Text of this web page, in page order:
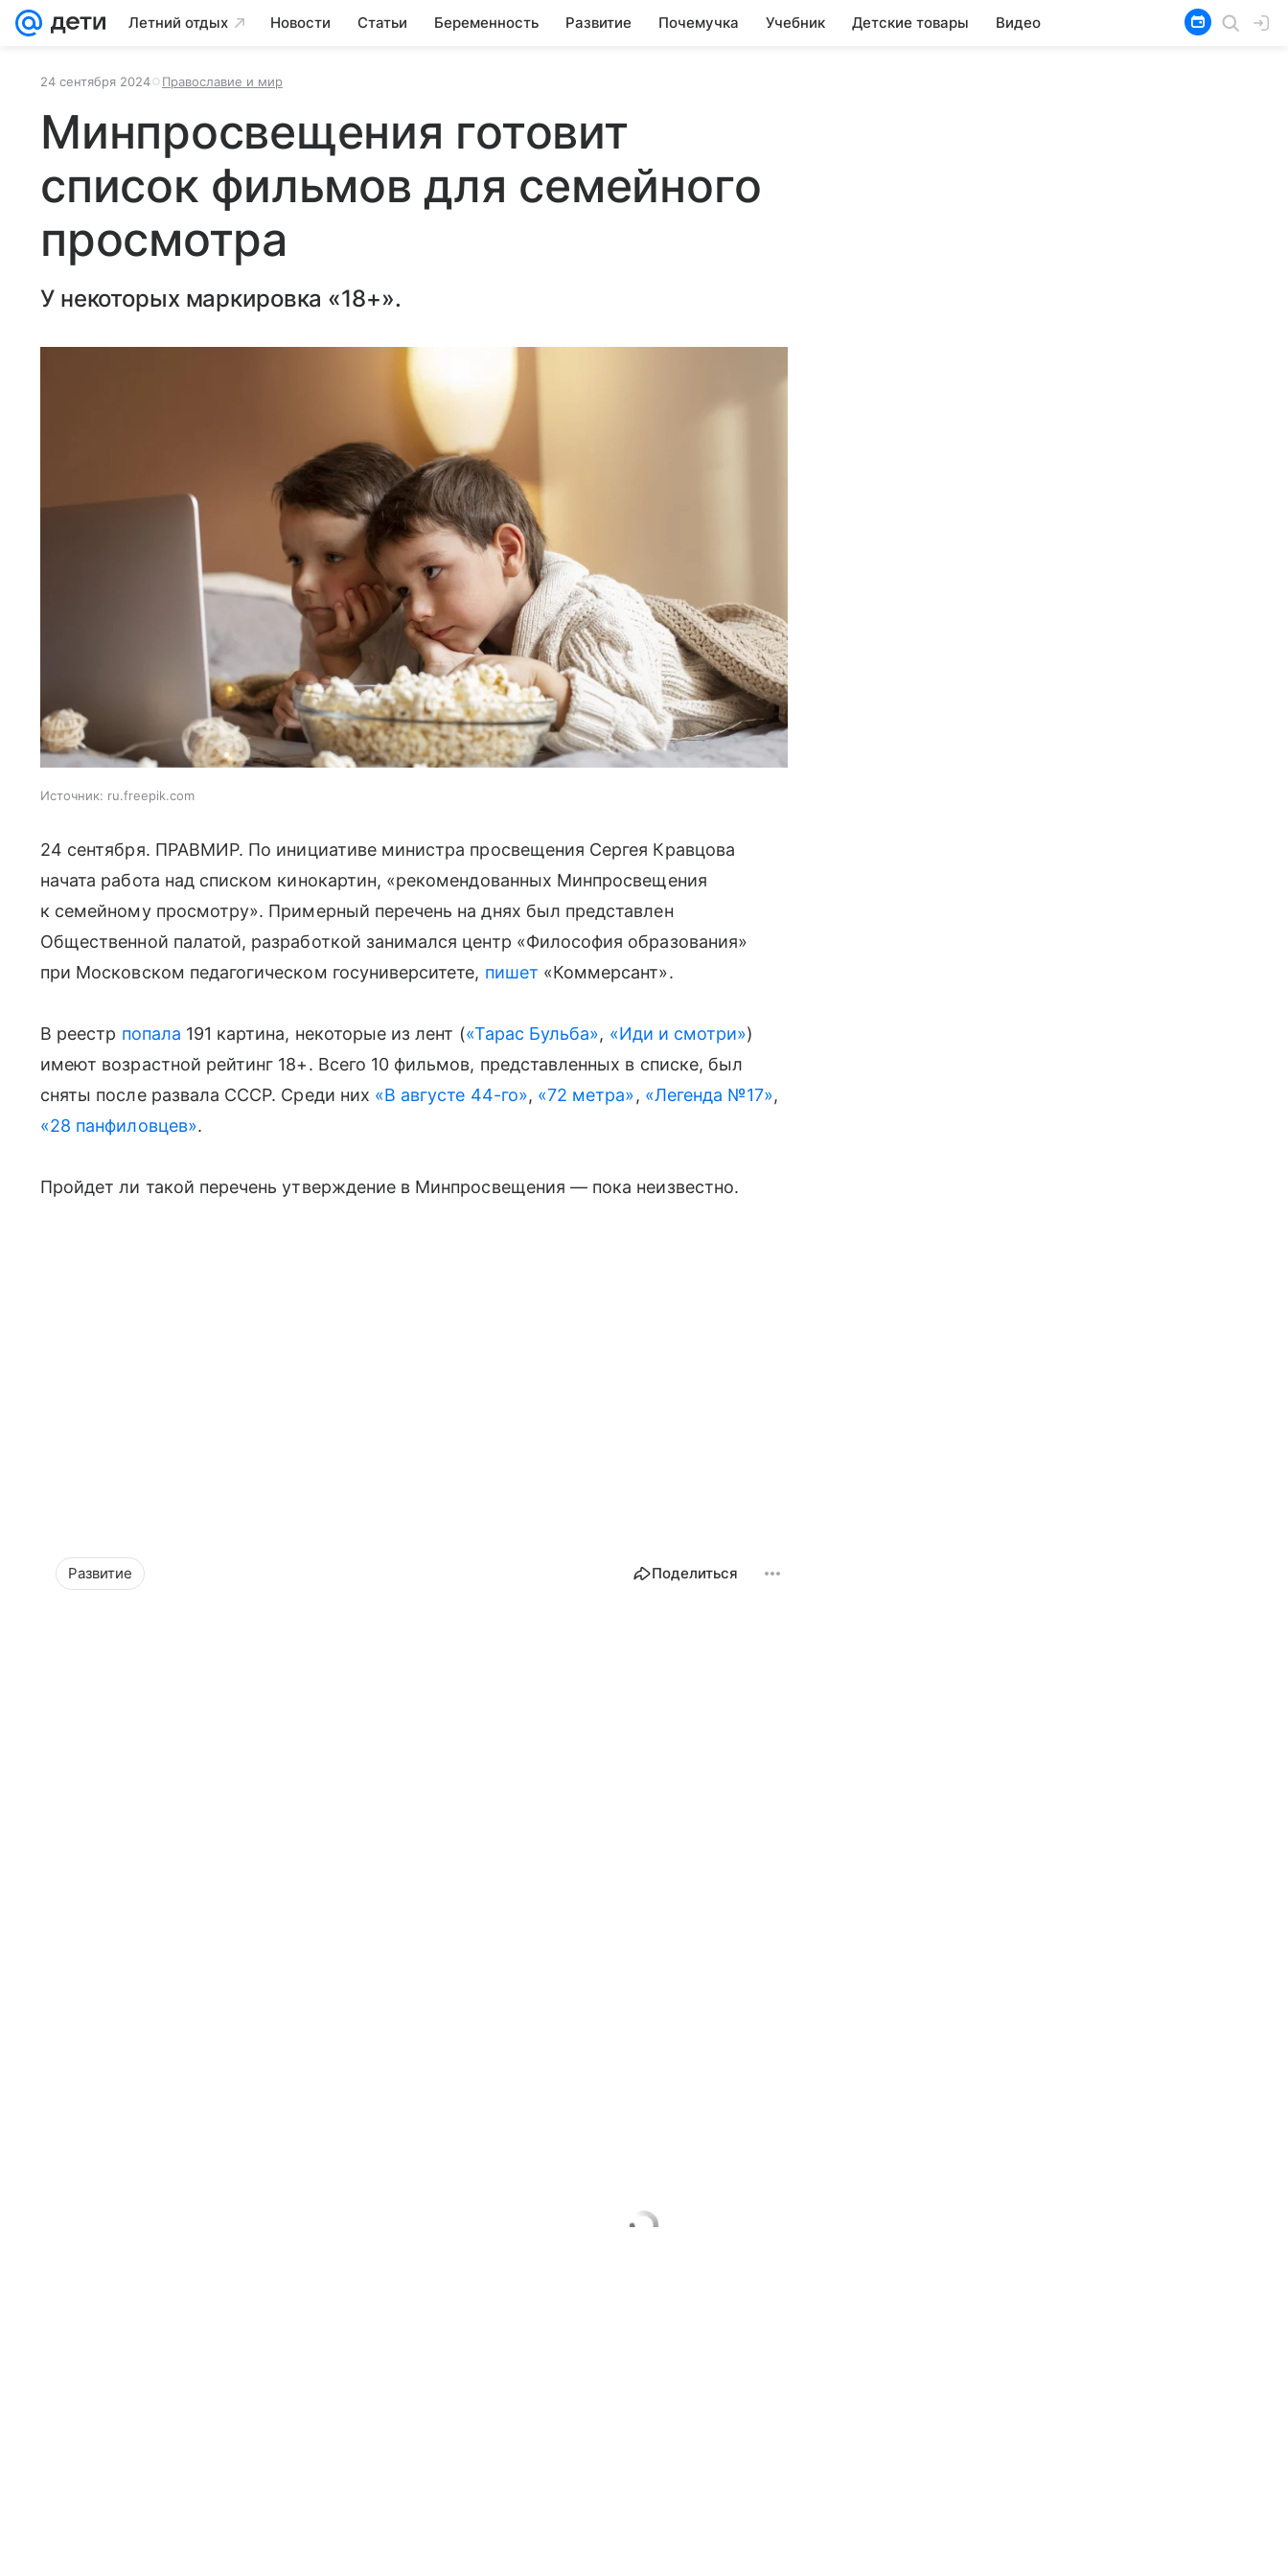
Летний отдых Новости Статьи Беременность Развитие Почемучка Учебник Детские товары Видео
24 сентября 2024 Православие и мир
Минпросвещения готовит
список фильмов для семейного
просмотра
У некоторых маркировка «18+».
Источник: ru.freepik.com
24 сентября. ПРАВМИР. По инициативе министра просвещения Сергея Кравцова
начата работа над списком кинокартин, «рекомендованных Минпросвещения
к семейному просмотру». Примерный перечень на днях был представлен
Общественной палатой, разработкой занимался центр «Философия образования»
при Московском педагогическом госуниверситете, пишет «Коммерсант».
В реестр попала 191 картина, некоторые из лент («Тарас Бульба», «Иди и смотри»)
имеют возрастной рейтинг 18+. Всего 10 фильмов, представленных в списке, был
сняты после развала СССР. Среди них «В августе 44-го», «72 метра», «Легенда №17»,
«28 панфиловцев».
Пройдет ли такой перечень утверждение в Минпросвещения — пока неизвестно.
Развитие Поделиться